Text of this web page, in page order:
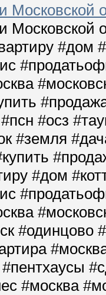
Московской
#дом
#осз
#земля
#дом
#москва